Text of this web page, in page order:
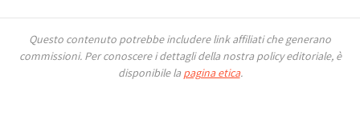
Questo contenuto potrebbe includere link affiliati che generano
commissioni. Per conoscere i dettagli della nostra policy editoriale, è
disponibile la pagina etica.